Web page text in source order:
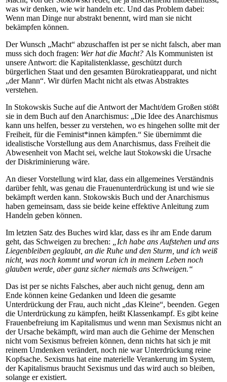
was wir denken, wie wir handeln etc. Und das Problem dabei:
Wenn man Dinge nur abstrakt benennt, wird man sie nicht
bekämpfen können.
Der Wunsch „Macht“ abzuschaffen ist per se nicht falsch, aber man
muss sich doch fragen: Wer hat die Macht? Als Kommunisten ist
unsere Antwort: die Kapitalistenklasse, geschützt durch
bürgerlichen Staat und den gesamten Bürokratieapparat, und nicht
„der Mann“. Wir dürfen Macht nicht als etwas Abstraktes
verstehen.
In Stokowskis Suche auf die Antwort der Macht/dem Großen stößt
sie in dem Buch auf den Anarchismus: „Die Idee des Anarchismus
kann uns helfen, besser zu verstehen, wo es hingehen sollte mit der
Freiheit, für die Feminist*innen kämpfen.“ Sie übernimmt die
idealistische Vorstellung aus dem Anarchismus, dass Freiheit die
Abwesenheit von Macht sei, welche laut Stokowski die Ursache
der Diskriminierung wäre.
An dieser Vorstellung wird klar, dass ein allgemeines Verständnis
darüber fehlt, was genau die Frauenunterdrückung ist und wie sie
bekämpft werden kann. Stokowskis Buch und der Anarchismus
haben gemeinsam, dass sie beide keine effektive Anleitung zum
Handeln geben können.
Im letzten Satz des Buches wird klar, dass es ihr am Ende darum
geht, das Schweigen zu brechen:
„Ich habe ans Aufstehen und ans
Liegenbleiben geglaubt, an die Ruhe und den Sturm, und ich weiß
nicht, was noch kommt und woran ich in meinem Leben noch
glauben werde, aber ganz sicher niemals ans Schweigen.“
Das ist per se nichts Falsches, aber auch nicht genug, denn am
Ende können keine Gedanken und Ideen die gesamte
Unterdrückung der Frau, auch nicht „das Kleine“, beenden. Gegen
die Unterdrückung zu kämpfen, heißt Klassenkampf. Es gibt keine
Frauenbefreiung im Kapitalismus und wenn man Sexismus nicht an
der Ursache bekämpft, wird man auch die Gehirne der Menschen
nicht vom Sexismus befreien können, denn nichts hat sich je mit
reinem Umdenken verändert, noch nie war Unterdrückung reine
Kopfsache. Sexismus hat eine materielle Verankerung im System,
der Kapitalismus braucht Sexismus und das wird auch so bleiben,
solange er existiert.